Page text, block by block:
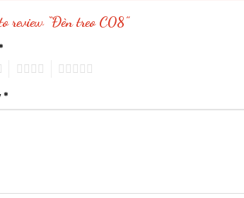
review “Đèn treo C08”
*